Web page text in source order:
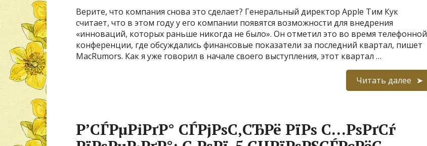
Верите, что компания снова это сделает? Генеральный директор Apple Тим Кук
считает, что в этом году у его компании появятся возможности для внедрения
«инноваций, которых раньше никогда не было». Он отметил это во время телефонной
конференции, где обсуждались финансовые показатели за последний квартал, пишет
MacRumors. Как я уже говорил в начале своего выступления, этот квартал …
Читать далее
Р’СЃРµРіРґР° СЃРјРѕС‚СЂРё РїРѕ С…РѕРґСѓ